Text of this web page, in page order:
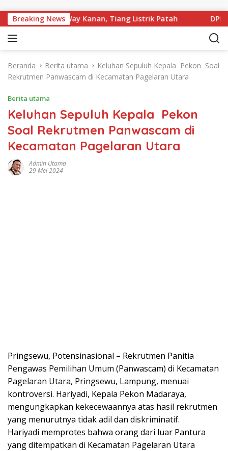
Breaking News
PTP Way Kanan, Tiang Listrik Patah DPRD
Beranda Berita utama
Keluhan Sepuluh Kepala Pekon Soal
Rekrutmen Panwascam di Kecamatan Pagelaran Utara
Berita utama
Keluhan Sepuluh Kepala Pekon
Soal Rekrutmen Panwascam di
Kecamatan Pagelaran Utara
Admin Utama
29 Mei 2024
Pringsewu, Potensinasional – Rekrutmen Panitia
Pengawas Pemilihan Umum (Panwascam) di Kecamatan
Pagelaran Utara, Pringsewu, Lampung, menuai
kontroversi. Hariyadi, Kepala Pekon Madaraya,
mengungkapkan kekecewaannya atas hasil rekrutmen
yang menurutnya tidak adil dan diskriminatif.
Hariyadi memprotes bahwa orang dari luar Pantura
yang ditempatkan di Kecamatan Pagelaran Utara